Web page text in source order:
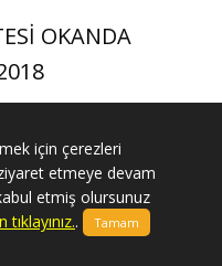
OKANDA
(Erkan Kolçak
İyi Dizi Müziği (Cem
Cinayetler")
için çerezleri
etmeye devam
etmiş olursunuz
. Tamam